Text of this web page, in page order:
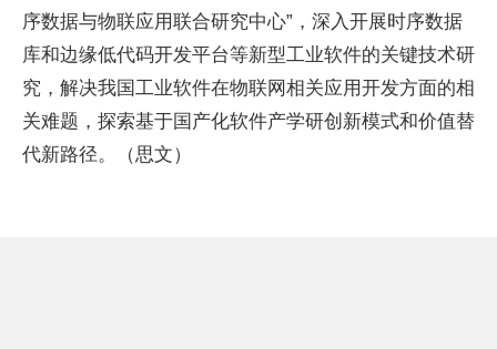
序数据与物联应用联合研究中心”，深入开展时序数据
库和边缘低代码开发平台等新型工业软件的关键技术研
究，解决我国工业软件在物联网相关应用开发方面的相
关难题，探索基于国产化软件产学研创新模式和价值替
代新路径。（思文）